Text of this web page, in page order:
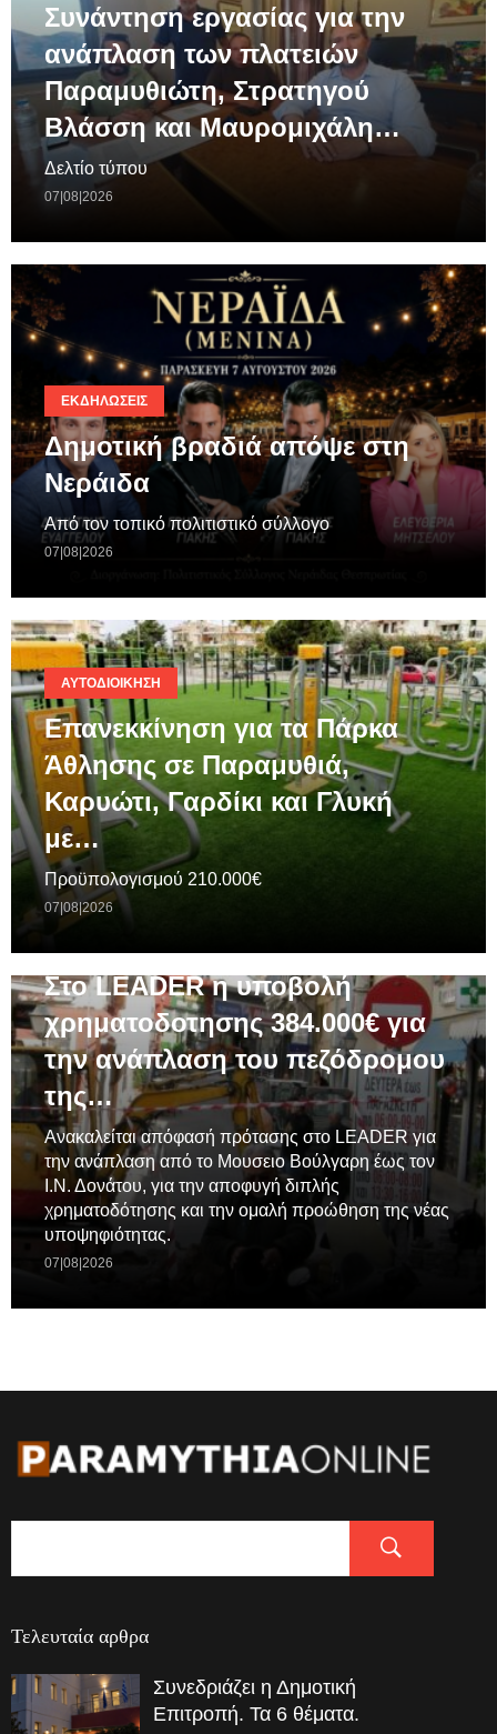
Συνάντηση εργασίας για την
ανάπλαση των πλατειών
Παραμυθιώτη, Στρατηγού
Βλάσση και Μαυρομιχάλη…
Δελτίο τύπου
07|08|2026
ΕΚΔΗΛΏΣΕΙΣ
Δημοτική βραδιά απόψε στη
Νεράιδα
Από τον τοπικό πολιτιστικό σύλλογο
07|08|2026
ΑΥΤΟΔΙΟΊΚΗΣΗ
Επανεκκίνηση για τα Πάρκα
Άθλησης σε Παραμυθιά,
Καρυώτι, Γαρδίκι και Γλυκή
με…
Προϋπολογισμού 210.000€
07|08|2026
Στο LEADER η υποβολή
χρηματοδοτησης 384.000€ για
την ανάπλαση του πεζόδρομου
της…
Ανακαλείται απόφασή πρότασης στο LEADER για
την ανάπλαση από το Μουσειο Βούλγαρη έως τον
Ι.Ν. Δονάτου, για την αποφυγή διπλής
χρηματοδότησης και την ομαλή προώθηση της νέας
υποψηφιότητας.
07|08|2026
Τελευταία αρθρα
Συνεδριάζει η Δημοτική
Επιτροπή. Τα 6 θέματα.